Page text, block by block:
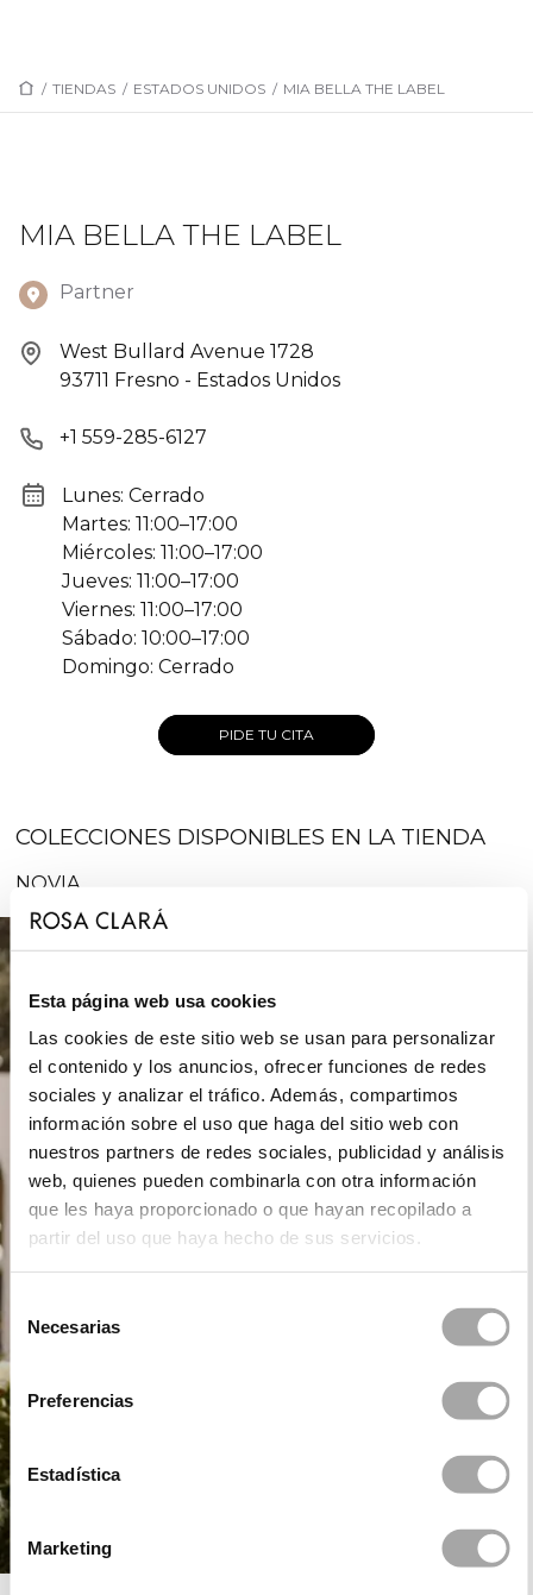
Esta página web usa cookies
Las cookies de este sitio web se usan para personalizar
el contenido y los anuncios, ofrecer funciones de redes
sociales y analizar el tráfico. Además, compartimos
información sobre el uso que haga del sitio web con
nuestros partners de redes sociales, publicidad y análisis
web, quienes pueden combinarla con otra información
que les haya proporcionado o que hayan recopilado a
partir del uso que haya hecho de sus servicios.
consentimiento
Necesarias
Preferencias
Estadística
Marketing
/ TIENDAS / ESTADOS UNIDOS / MIA BELLA THE LABEL
MIA BELLA THE LABEL
Partner
West Bullard Avenue 1728
93711 Fresno - Estados Unidos
+1 559-285-6127
Lunes: Cerrado
Martes: 11:00–17:00
Miércoles: 11:00–17:00
Jueves: 11:00–17:00
Viernes: 11:00–17:00
Sábado: 10:00–17:00
Domingo: Cerrado
PIDE TU CITA
COLECCIONES DISPONIBLES EN LA TIENDA
NOVIA